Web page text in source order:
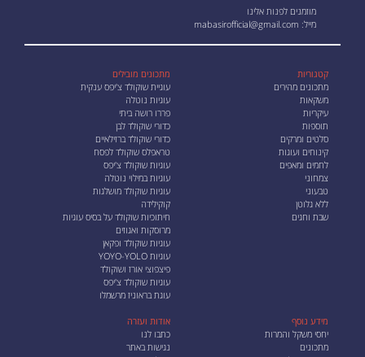
מוזמנים לפנות אלינו
מייל: mabasirofficial@gmail.com
קטגוריות
מתכונים מהירים
משקאות
עיקריות
תוספות
סלטים ומרקים
קינוחים ועוגות
לחמים ומאפים
צמחוני
טבעוני
ללא גלוטן
שבת וחגים
מתכונים מובילים
עוגיית שוקולד צ'יפס ענקית
עוגיות נוטלה
פררו רושה ביתי
כדורי שוקולד לבן
כדורי שוקולד ברזילאיים
טראפלס שוקולד לפסח
עוגיות שוקולד צ'יפס
עוגיות במילוי נוטלה
עוגיות שוקולד מושלגות
קוקילידה
חיתוכיות שוקולד על בסיס עוגיות
מרוסקות ואגוזים
עוגיות שוקולד ופקאן
עוגיות YOYO-YOLO
פיצפוצי אורז ושוקולד
עוגיות שוקולד צ'יפס
עוגת בראוניז מרשמלו
מידע נוסף
יחסי משקל והמרות
מתכונים
אודות ועזרה
כתבו לנו
נגישות באתר